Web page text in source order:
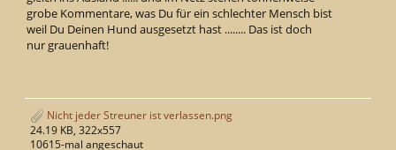
grobe Kommentare, was Du für ein schlechter Mensch bist
weil Du Deinen Hund ausgesetzt hast ........ Das ist doch
nur grauenhaft!
Nicht jeder Streuner ist verlassen.png
24.19 KB, 322x557
10615-mal angeschaut